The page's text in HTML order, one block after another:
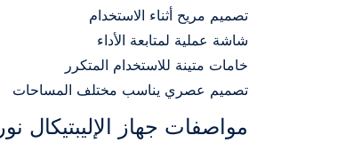
تصميم مريح أثناء الاستخدام
شاشة عملية لمتابعة الأداء
خامات متينة للاستخدام المتكرر
تصميم عصري يناسب مختلف المساحات
مواصفات جهاز الإليبتيكال